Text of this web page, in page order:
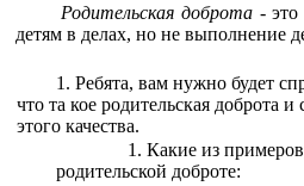
Родительская доброта -
детям в делах, но не выполнение
Ребята, вам нужно будет
что та кое родительская доброта
этого качества.
Какие из
родительской доброте: